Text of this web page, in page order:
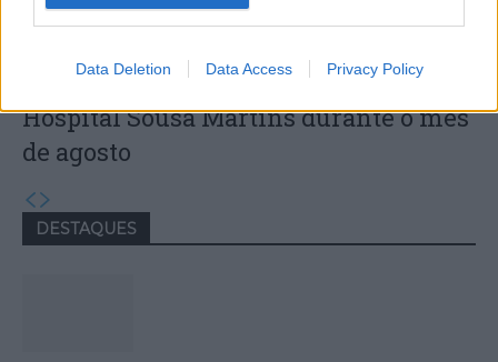
Data Deletion Data Access Privacy Policy
Colheita de sangue regressa ao
Hospital Sousa Martins durante o mês
de agosto
DESTAQUES